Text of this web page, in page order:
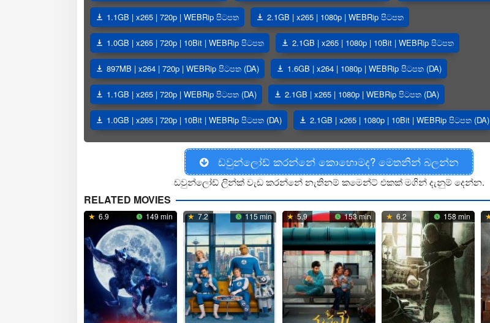
1.1GB | x265 | 720p | WEBRip පිටපත 2.1GB | x265 | 1080p | WEBRip පිටපත
1.0GB | x265 | 720p | 10Bit | WEBRip පිටපත 2.1GB | x265 | 1080p | 10Bit | WEBRip පිටපත
897MB | x264 | 720p | WEBRip පිටපත (DA) 1.6GB | x264 | 1080p | WEBRip පිටපත (DA)
1.1GB | x265 | 720p | WEBRip පිටපත (DA) 2.1GB | x265 | 1080p | WEBRip පිටපත (DA)
1.0GB | x265 | 720p | 10Bit | WEBRip පිටපත (DA) 2.1GB | x265 | 1080p | 10Bit | WEBRip පිටපත (DA)
ඩවුන්ලෝඩ් කරන්නේ කොහොමද? මෙතනින් බලන්න
ඩවුන්ලෝඩ් ලින්ක් වැඩ කරන්නේ නැතිනම් කමෙන්ට් එකක් මගින් දැනුම් දෙන්න.
RELATED MOVIES
6.9 149 min 7.2 115 min 5.9 153 min 6.2 158 min